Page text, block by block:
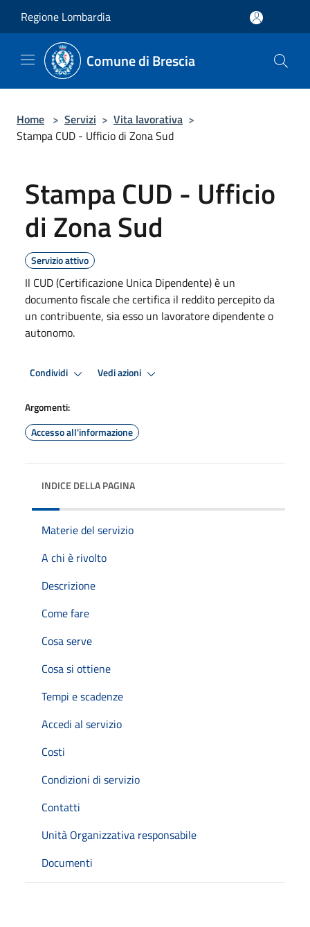
Regione Lombardia
Comune di Brescia
Home > Servizi > Vita lavorativa >
Stampa CUD - Ufficio di Zona Sud
Stampa CUD - Ufficio
di Zona Sud
Servizio attivo
Il CUD (Certificazione Unica Dipendente) è un
documento fiscale che certifica il reddito percepito da
un contribuente, sia esso un lavoratore dipendente o
autonomo.
Condividi Vedi azioni
Argomenti:
Accesso all'informazione
INDICE DELLA PAGINA
Materie del servizio
A chi è rivolto
Descrizione
Come fare
Cosa serve
Cosa si ottiene
Tempi e scadenze
Accedi al servizio
Costi
Condizioni di servizio
Contatti
Unità Organizzativa responsabile
Documenti